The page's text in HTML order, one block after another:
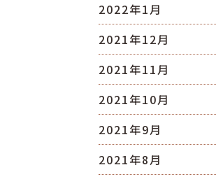
2022年1月
2021年12月
2021年11月
2021年10月
2021年9月
2021年8月